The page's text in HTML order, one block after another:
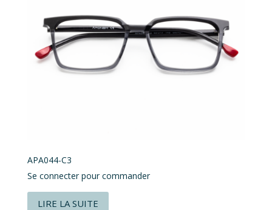
APA044-C3
Se connecter pour commander
LIRE LA SUITE